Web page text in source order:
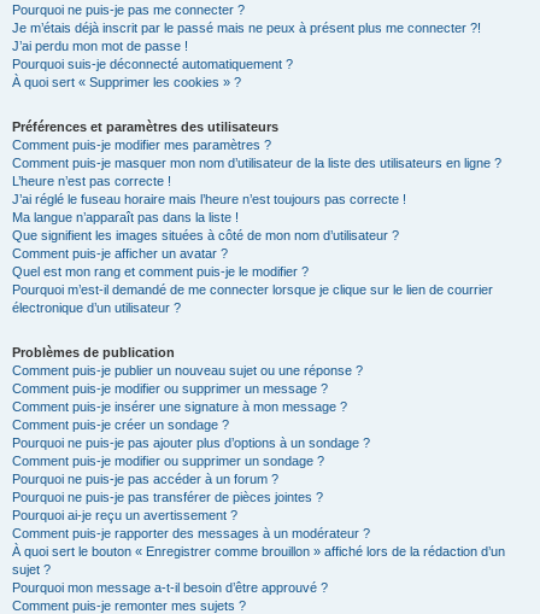
Pourquoi ne puis-je pas me connecter ?
Je m’étais déjà inscrit par le passé mais ne peux à présent plus me connecter ?!
J’ai perdu mon mot de passe !
Pourquoi suis-je déconnecté automatiquement ?
À quoi sert « Supprimer les cookies » ?
Préférences et paramètres des utilisateurs
Comment puis-je modifier mes paramètres ?
Comment puis-je masquer mon nom d’utilisateur de la liste des utilisateurs en ligne ?
L’heure n’est pas correcte !
J’ai réglé le fuseau horaire mais l’heure n’est toujours pas correcte !
Ma langue n’apparaît pas dans la liste !
Que signifient les images situées à côté de mon nom d’utilisateur ?
Comment puis-je afficher un avatar ?
Quel est mon rang et comment puis-je le modifier ?
Pourquoi m’est-il demandé de me connecter lorsque je clique sur le lien de courrier
électronique d’un utilisateur ?
Problèmes de publication
Comment puis-je publier un nouveau sujet ou une réponse ?
Comment puis-je modifier ou supprimer un message ?
Comment puis-je insérer une signature à mon message ?
Comment puis-je créer un sondage ?
Pourquoi ne puis-je pas ajouter plus d’options à un sondage ?
Comment puis-je modifier ou supprimer un sondage ?
Pourquoi ne puis-je pas accéder à un forum ?
Pourquoi ne puis-je pas transférer de pièces jointes ?
Pourquoi ai-je reçu un avertissement ?
Comment puis-je rapporter des messages à un modérateur ?
À quoi sert le bouton « Enregistrer comme brouillon » affiché lors de la rédaction d’un
sujet ?
Pourquoi mon message a-t-il besoin d’être approuvé ?
Comment puis-je remonter mes sujets ?